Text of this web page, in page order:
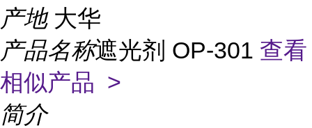
产地 大华
产品名称遮光剂 OP-301 查看
相似产品 >
简介